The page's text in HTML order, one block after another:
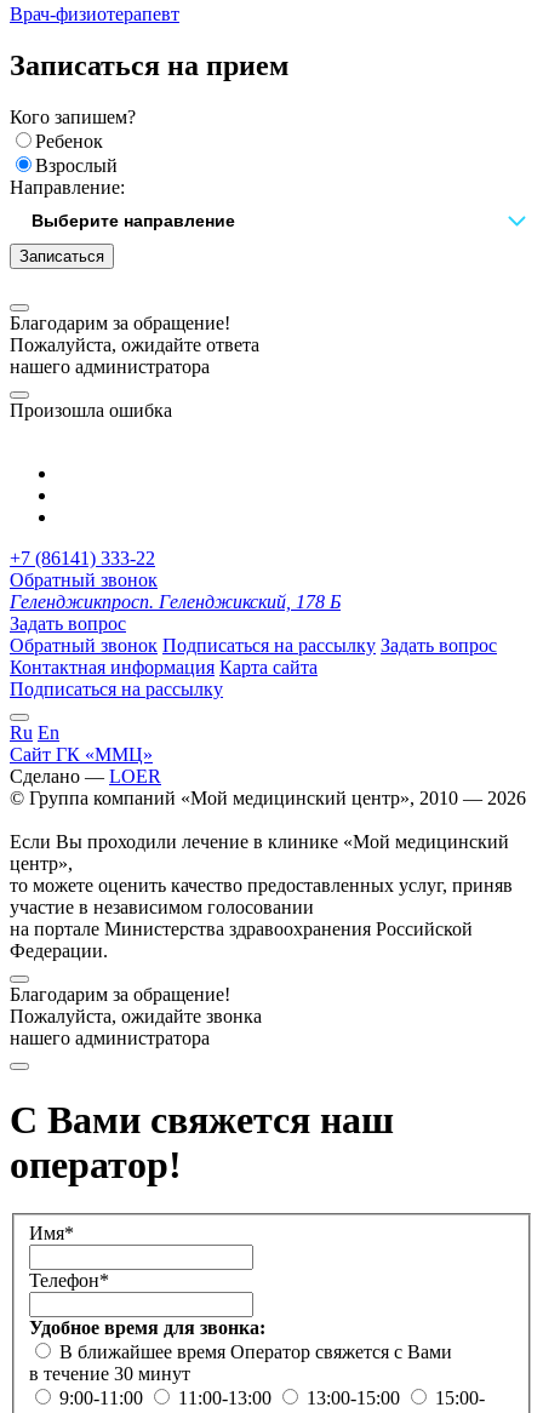
Врач-физиотерапевт
Записаться на прием
Кого запишем?
Ребенок
Взрослый
Направление:
Записаться
Благодарим за обращение!
Пожалуйста, ожидайте ответа
нашего администратора
Произошла ошибка
+7 (86141) 333-22
Обратный звонок
Геленджикпросп. Геленджикский, 178 Б
Задать вопрос
Обратный звонок Подписаться на рассылку Задать вопрос
Контактная информация Карта сайта
Подписаться на рассылку
Ru En
Сайт ГК «ММЦ»
Сделано — LOER
© Группа компаний «Мой медицинский центр», 2010 — 2026
Если Вы проходили лечение в клинике «Мой медицинский
центр»,
то можете оценить качество предоставленных услуг, приняв
участие в независимом голосовании
на портале Министерства здравоохранения Российской
Федерации.
Благодарим за обращение!
Пожалуйста, ожидайте звонка
нашего администратора
С Вами свяжется наш
оператор!
Имя*
Телефон*
Удобное время для звонка:
В ближайшее время Оператор свяжется с Вами
в течение 30 минут
9:00-11:00
11:00-13:00 13:00-15:00
15:00-